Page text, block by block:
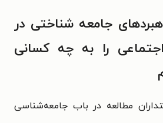
جامعه شناختی در
را به چه کسانی
مطالعه در باب جامعه‌شناسی